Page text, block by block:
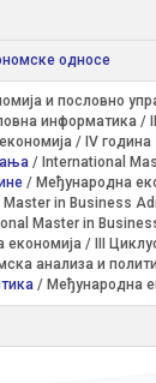
односе
и пословно
информатика /
/ IV година
/ International
/ Међународна
in Business
Master in
/ III
анализа и
/ Међународна